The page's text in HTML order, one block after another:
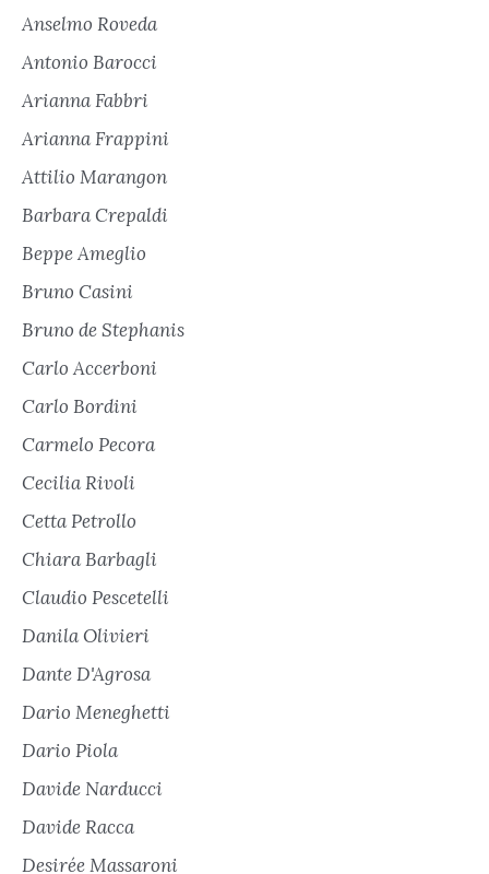
Anselmo Roveda
Antonio Barocci
Arianna Fabbri
Arianna Frappini
Attilio Marangon
Barbara Crepaldi
Beppe Ameglio
Bruno Casini
Bruno de Stephanis
Carlo Accerboni
Carlo Bordini
Carmelo Pecora
Cecilia Rivoli
Cetta Petrollo
Chiara Barbagli
Claudio Pescetelli
Danila Olivieri
Dante D'Agrosa
Dario Meneghetti
Dario Piola
Davide Narducci
Davide Racca
Desirée Massaroni